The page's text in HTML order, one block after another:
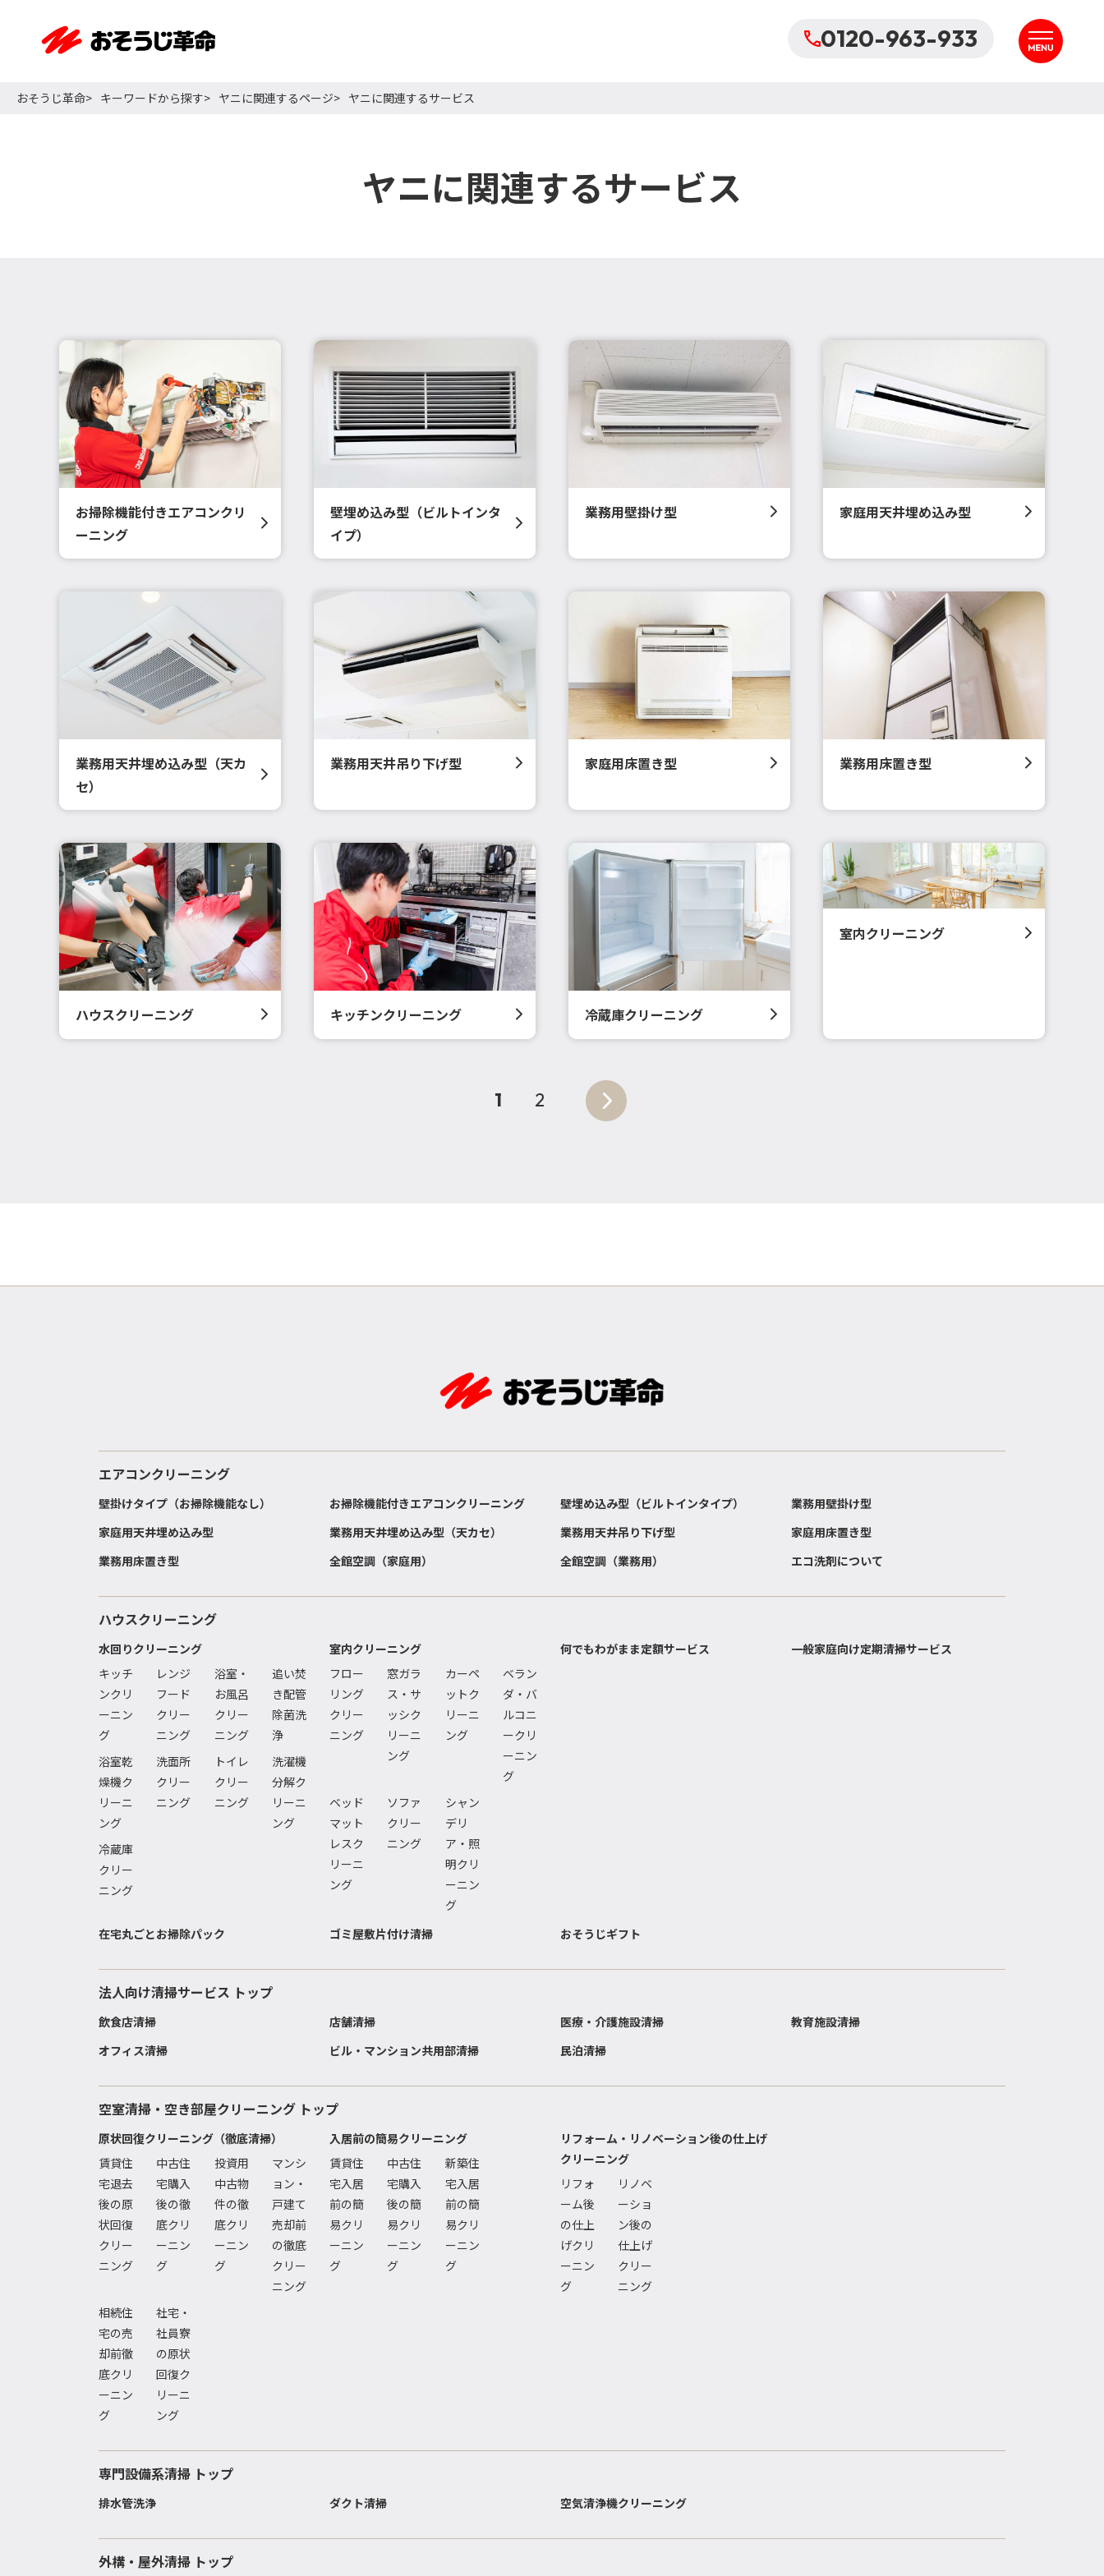
0120-963-933
おそうじ革命 キーワードから探す ヤニに関連するページ ヤニに関連するサービス
ヤニに関連するサービス
お掃除機能付きエアコンクリ
ーニング
壁埋め込み型（ビルトインタ
イプ）
業務用壁掛け型 家庭用天井埋め込み型
業務用天井埋め込み型（天カ
セ）
業務用天井吊り下げ型 家庭用床置き型 業務用床置き型
ハウスクリーニング キッチンクリーニング 冷蔵庫クリーニング
室内クリーニング
1 2
エアコンクリーニング
壁掛けタイプ（お掃除機能なし） お掃除機能付きエアコンクリーニング 壁埋め込み型（ビルトインタイプ）
業務用壁掛け型
家庭用天井埋め込み型
業務用天井埋め込み型（天カセ） 業務用天井吊り下げ型
家庭用床置き型
業務用床置き型
全館空調（家庭用） 全館空調（業務用） エコ洗剤について
ハウスクリーニング
水回りクリーニング
キッチ
ンクリ
ーニン
グ
レンジ
フード
クリー
ニング
浴室・
お風呂
クリー
ニング
追い焚
き配管
除菌洗
浄
浴室乾
燥機ク
リーニ
ング
洗面所
クリー
ニング
トイレ
クリー
ニング
洗濯機
分解ク
リーニ
ング
冷蔵庫
クリー
ニング
室内クリーニング
フロー
リング
クリー
ニング
窓ガラ
ス・サ
ッシク
リーニ
ング
カーペ
ットク
リーニ
ング
ベラン
ダ・バ
ルコニ
ークリ
ーニン
グ
ベッド
マット
レスク
リーニ
ング
ソファ
クリー
ニング
シャン
デリ
ア・照
明クリ
ーニン
グ
何でもわがまま定額サービス 一般家庭向け定期清掃サービス
在宅丸ごとお掃除パック ゴミ屋敷片付け清掃 おそうじギフト
法人向け清掃サービス トップ
飲食店清掃 店舗清掃 医療・介護施設清掃
教育施設清掃
オフィス清掃
ビル・マンション共用部清掃 民泊清掃
空室清掃・空き部屋クリーニング トップ
原状回復クリーニング（徹底清掃）
賃貸住
宅退去
後の原
状回復
クリー
ニング
中古住
宅購入
後の徹
底クリ
ーニン
グ
投資用
中古物
件の徹
底クリ
ーニン
グ
マンシ
ョン・
戸建て
売却前
の徹底
クリー
ニング
相続住
宅の売
却前徹
底クリ
ーニン
グ
社宅・
社員寮
の原状
回復ク
リーニ
ング
入居前の簡易クリーニング
賃貸住
宅入居
前の簡
易クリ
ーニン
グ
中古住
宅購入
後の簡
易クリ
ーニン
グ
新築住
宅入居
前の簡
易クリ
ーニン
グ
リフォーム・リノベーション後の仕上げ
クリーニング
リフォ
ーム後
の仕上
げクリ
ーニン
グ
リノベ
ーショ
ン後の
仕上げ
クリー
ニング
専門設備系清掃 トップ
排水管洗浄 ダクト清掃 空気清浄機クリーニング
外構・屋外清掃 トップ